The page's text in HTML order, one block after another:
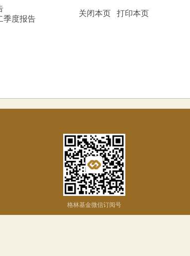
季度报告
关闭本页 打印本页
格林基金微信订阅号